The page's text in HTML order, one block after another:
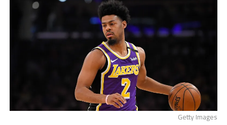
Getty Images